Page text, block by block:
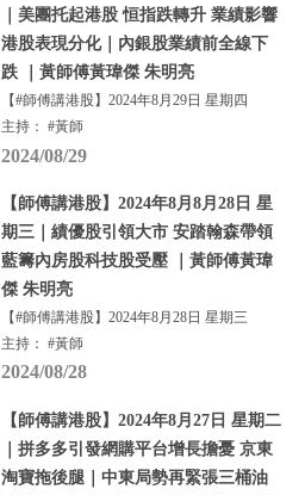
｜美團托起港股 恒指跌轉升 業績影響
港股表現分化｜內銀股業績前全線下
跌 ｜黃師傅黃瑋傑 朱明亮
【#師傅講港股】2024年8月29日 星期四
主持： #黃師
2024/08/29
【師傅講港股】2024年8月8月28日 星
期三｜績優股引領大市 安踏翰森帶領
藍籌內房股科技股受壓 ｜黃師傅黃瑋
傑 朱明亮
【#師傅講港股】2024年8月28日 星期三
主持： #黃師
2024/08/28
【師傅講港股】2024年8月27日 星期二
｜拼多多引發網購平台增長擔憂 京東
淘寶拖後腿｜中東局勢再緊張三桶油